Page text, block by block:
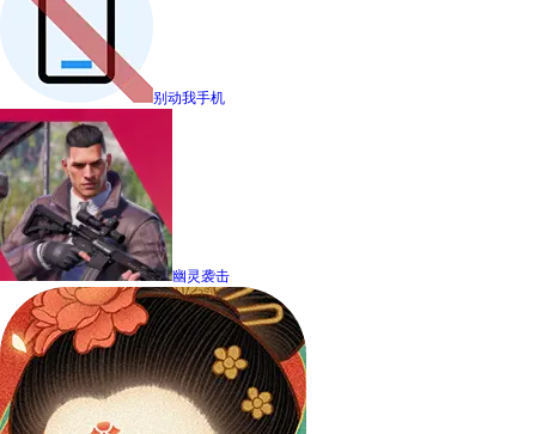
别动我手机
幽灵袭击